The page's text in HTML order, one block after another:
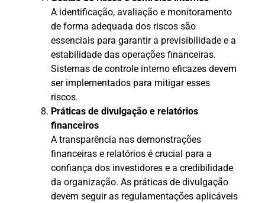
A identificação, avaliação e monitoramento
de forma adequada dos riscos são
essenciais para garantir a previsibilidade e a
estabilidade das operações financeiras.
Sistemas de controle interno eficazes devem
ser implementados para mitigar esses
riscos.
Práticas de divulgação e relatórios
financeiros
A transparência nas demonstrações
financeiras e relatórios é crucial para a
confiança dos investidores e a credibilidade
da organização. As práticas de divulgação
devem seguir as regulamentações aplicáveis